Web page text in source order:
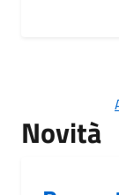
Novità